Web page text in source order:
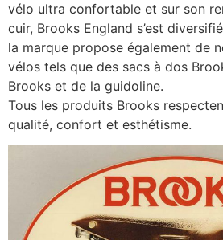
vélo ultra confortable et sur son
cuir, Brooks England s’est
la marque propose également de
vélos tels que des sacs à dos
Brooks et de la guidoline.
Tous les produits Brooks
qualité, confort et esthétisme.